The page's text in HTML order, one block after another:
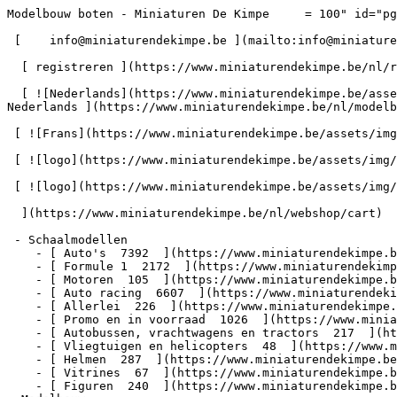
Modelbouw boten - Miniaturen De Kimpe     = 100" id="pg-16" &gt;    **Schaalmodellen** &amp; **modelbouw**  

 [    info@miniaturendekimpe.be ](mailto:info@miniaturendekimpe.be) [   +32 52 50 89 85 ](tel:+3252508985) 

  [ registreren ](https://www.miniaturendekimpe.be/nl/register) [ inloggen ](https://www.miniaturendekimpe.be/nl/login) 

  [ ![Nederlands](https://www.miniaturendekimpe.be/assets/img/locales/nl.svg) nl  ](#) [ ![Nederlands](https://www.miniaturendekimpe.be/assets/img/locales/nl.svg) Nederlands ](https://www.miniaturendekimpe.be/nl/modelbouw/boten) 

 [ ![Frans](https://www.miniaturendekimpe.be/assets/img/locales/fr.svg) Frans ](https://www.miniaturendekimpe.be/fr/modelisme/bateaux) 

 [ ![logo](https://www.miniaturendekimpe.be/assets/img/logo-dark.svg) ](https://www.miniaturendekimpe.be/nl) 

 [ ![logo](https://www.miniaturendekimpe.be/assets/img/logo-dark.svg) ](https://www.miniaturendekimpe.be/nl)     [   ](https://www.miniaturendekimpe.be/nl/login) [   

  ](https://www.miniaturendekimpe.be/nl/webshop/cart)

 - Schaalmodellen    
    - [ Auto's  7392  ](https://www.miniaturendekimpe.be/nl/schaalmodellen/autos)
    - [ Formule 1  2172  ](https://www.miniaturendekimpe.be/nl/schaalmodellen/formule-1)
    - [ Motoren  105  ](https://www.miniaturendekimpe.be/nl/schaalmodellen/motoren)
    - [ Auto racing  6607  ](https://www.miniaturendekimpe.be/nl/schaalmodellen/auto-racing)
    - [ Allerlei  226  ](https://www.miniaturendekimpe.be/nl/schaalmodellen/allerlei)
    - [ Promo en in voorraad  1026  ](https://www.miniaturendekimpe.be/nl/schaalmodellen/promo-en-in-voorraad)
    - [ Autobussen, vrachtwagens en tractors  217  ](https://www.miniaturendekimpe.be/nl/schaalmodellen/autobussen-vrachtwagens-en-tractors)
    - [ Vliegtuigen en helicopters  48  ](https://www.miniaturendekimpe.be/nl/schaalmodellen/vliegtuigen-en-helicopters)
    - [ Helmen  287  ](https://www.miniaturendekimpe.be/nl/schaalmodellen/helmen)
    - [ Vitrines  67  ](https://www.miniaturendekimpe.be/nl/schaalmodellen/vitrines)
    - [ Figuren  240  ](https://www.miniaturendekimpe.be/nl/schaalmodellen/figuren)
- Modelbouw    
    - [ Auto's  16  ](https://www.miniaturendekimpe.be/nl/modelbouw/autos)
    - [ Vliegtuigen  2  ](https://www.miniaturendekimpe.be/nl/modelbouw/vliegtuigen)
    - [ Helicopters  0  ](https://www.miniaturendekimpe.be/nl/modelbouw/helicopters)
    - [ Boten  1  ](https://www.miniaturendekimpe.be/nl/modelbouw/boten)
    - [ Boten  7  ](https://www.miniaturendekimpe.be/nl/modelbouw/boten)
    - [ Allerlei  7  ](https://www.miniaturendekimpe.be/nl/modelbouw/allerlei)
- [ Nieuw  595  ](https://www.miniaturendekimpe.be/nl/nieuw)
- [ Contact ](https://www.miniaturendekimpe.be/nl/contact)

 - Schaalmodellen    
    - [ Auto's  7392  ](https://www.miniaturendekimpe.be/nl/schaalmodellen/autos)
    - [ Formule 1  2172  ](https://www.miniaturendekimpe.be/nl/schaalmodellen/formule-1)
    - [ Motoren  105  ](https://www.miniaturendekimpe.be/nl/schaalmodellen/motoren)
    - [ Auto racing  6607  ](https://www.miniaturendekimpe.be/nl/schaalmodellen/auto-racing)
    - [ Allerlei  226  ](https://www.miniaturendekimpe.be/nl/schaalmodellen/allerlei)
    - [ Promo en in voorraad  1026  ](https://www.miniaturendekimpe.be/nl/schaalmodellen/promo-en-in-voorraad)
    - [ Autobussen, vrachtwagens en tractors  217  ](https://www.miniaturendekimpe.be/nl/schaalmodellen/autobussen-vrachtwagens-en-tractors)
    - [ Vliegtuigen en helicopters  48  ](https://www.miniaturendekimpe.be/nl/schaalmodellen/vliegtuigen-en-helicopters)
    - [ Helmen  287  ](https://www.miniaturendekimpe.be/nl/schaalmodellen/helmen)
    - [ Vitrines  67  ](https://www.miniaturendekimpe.be/nl/schaalmodellen/vitrines)
    - [ Figuren  240  ](https://www.miniaturendekimpe.be/nl/schaalmodellen/figuren)
- Modelbouw    
    - [ Auto's  16  ](https://www.miniaturendekimpe.be/nl/modelbouw/autos)
    - [ Vliegtuigen  2  ](https://www.miniaturendekimpe.be/nl/modelbouw/vliegtuigen)
    - [ Helicopters  0  ](https://www.miniaturendekimpe.be/nl/modelbouw/helicopters)
    - [ Boten  1  ](https://www.miniaturendekimpe.be/nl/modelbouw/boten)
    - [ Boten  7  ](https://www.miniaturendekimpe.be/nl/modelbouw/boten)
    - [ Allerlei  7  ](https://www.miniaturendekimpe.be/nl/modelbouw/allerlei)
- [ Nieuw  595  ](https://www.miniaturendekimpe.be/nl/nieuw)
- [ Contact ](https://www.miniaturendekimpe.be/nl/contact)

 [   

  ](https://www.miniaturendekimpe.be/nl/webshop/cart)

 [ ![logo](https://www.miniaturendekimpe.be/assets/img/logo-dark.svg) ](https://www.miniaturendekimpe.be/nl)     [   ](https://www.miniaturendekimpe.be/nl/login) [   

  ](https://www.miniaturendekimpe.be/nl/webshop/cart)

 - Schaalmodellen    
    - [ Auto's  7392  ](https://www.miniaturendekimpe.be/nl/schaalmodellen/autos)
    - [ Formule 1  2172  ](https://www.miniaturendekimpe.be/nl/schaalmodellen/formule-1)
    - [ Motoren  105  ](https://www.miniaturendekimpe.be/nl/schaalmodellen/motoren)